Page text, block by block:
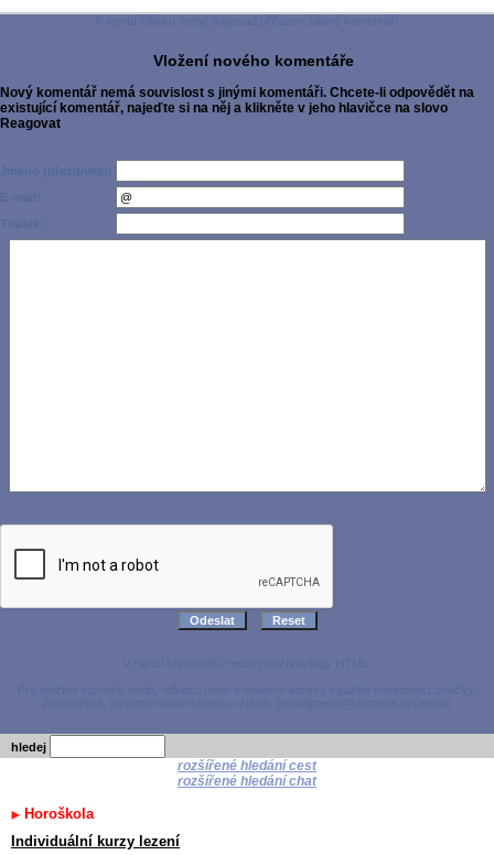
K tomtu článku nebyl doposud přiřazen žádný komentář!
Vložení nového komentáře
Nový komentář nemá souvislost s jinými komentáři. Chcete-li odpovědět na
existující komentář, najeďte si na něj a klikněte v jeho hlavičce na slovo
Reagovat
Jméno (přezdívka):
E-mail:
Titulek:
V rámci komentářů nelze používat tagy HTML.
Pro vložení tučného textu, odkazu nebo e-mailové adresy využijte následující značky:
[b]tučné[/b], [url]http://www.domeny.cz[/url], [email]jmeno@domena.cz[/email]
hledej
rozšířené hledání cest
rozšířené hledání chat
Horoškola
Individuální kurzy lezení